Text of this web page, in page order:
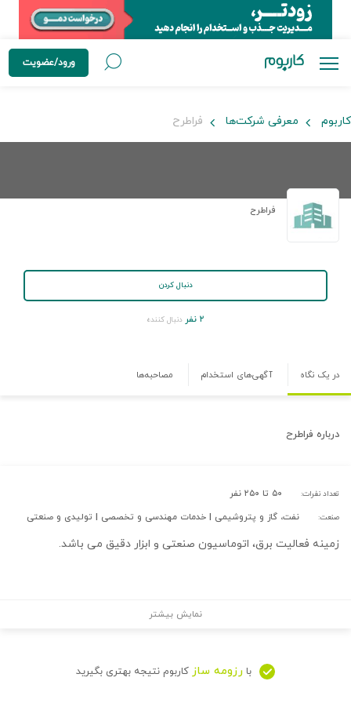
ورود/عضویت
کاربوم معرفی شرکت‌ها فراطرح
فراطرح
دنبال کردن
۲ نفر دنبال کننده
در یک نگاه آگهی‌های استخدام مصاحبه‌ها
درباره فراطرح
تعداد نفرات: ۵۰ تا ۲۵۰ نفر
صنعت: نفت، گاز و پتروشیمی | خدمات مهندسی و تخصصی | تولیدی و صنعتی
زمینه فعالیت برق، اتوماسیون صنعتی و ابزار دقیق می باشد.
نمایش بیشتر
با رزومه ساز کاربوم نتیجه بهتری بگیرید